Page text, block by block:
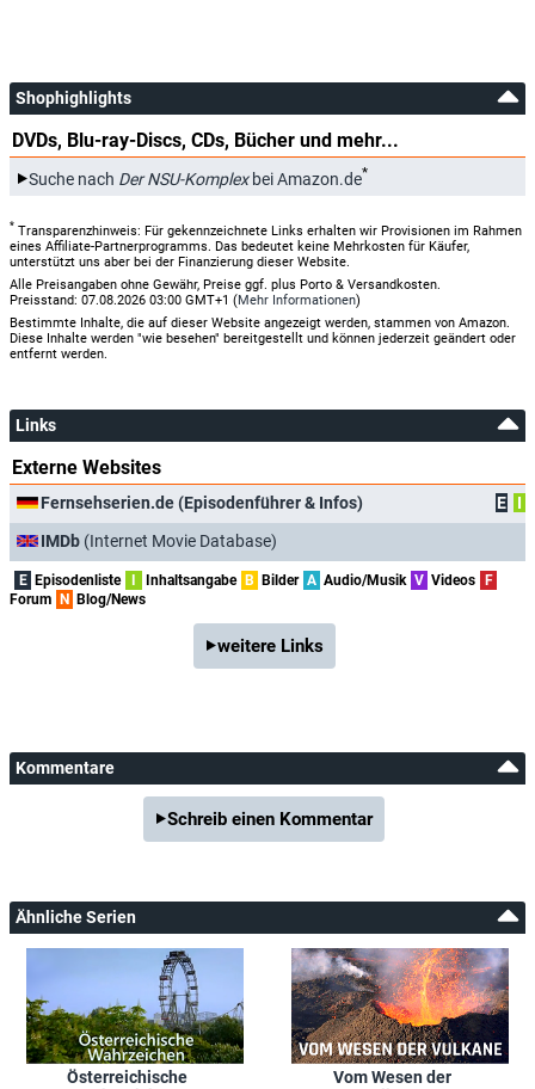
Shophighlights
DVDs, Blu-ray-Discs, CDs, Bücher und mehr...
Suche nach Der NSU-Komplexbei Amazon.de*
* Transparenzhinweis: Für gekennzeichnete Links erhalten wir Provisionen im Rahmen
eines Affiliate-Partnerprogramms. Das bedeutet keine Mehrkosten für Käufer,
unterstützt uns aber bei der Finanzierung dieser Website.
Alle Preisangaben ohne Gewähr, Preise ggf. plus Porto & Versandkosten.
Preisstand: 07.08.2026 03:00 GMT+1 (Mehr Informationen)
Bestimmte Inhalte, die auf dieser Website angezeigt werden, stammen von Amazon.
Diese Inhalte werden "wie besehen" bereitgestellt und können jederzeit geändert oder
entfernt werden.
Links
Externe Websites
Fernsehserien.de (Episodenführer & Infos) E
I
IMDb (Internet Movie Database)
E Episodenliste I Inhaltsangabe B Bilder A Audio/Musik V Videos F
Forum N Blog/News
weitere Links
Kommentare
Schreib einen Kommentar
Ähnliche Serien
Österreichische
Vom Wesen der